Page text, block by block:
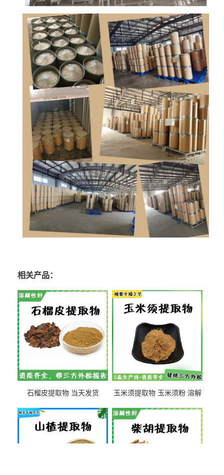
相关产品：
石榴皮提取物 当天发货
玉米须提取物 玉米须粉 溶解